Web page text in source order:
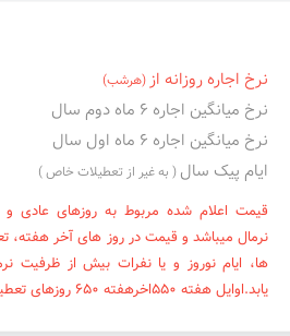
نرخ اجاره روزانه از(هرشب)
نرخ میانگین اجاره ۶ ماه دوم سال
نرخ میانگین اجاره ۶ ماه اول سال
ایام پیک سال ( به غیر از تعطیلات خاص )
قیمت اعلام شده مربوط به روزهای عادی
نرمال میباشد و قیمت در روز های آخر هفته،
ها، ایام نوروز و یا نفرات بیش از ظرفیت
یابد.اوایل هفته ۵۵۰اخرهفته ۶۵۰ روزهای تعطیلی ۱۱۰۰